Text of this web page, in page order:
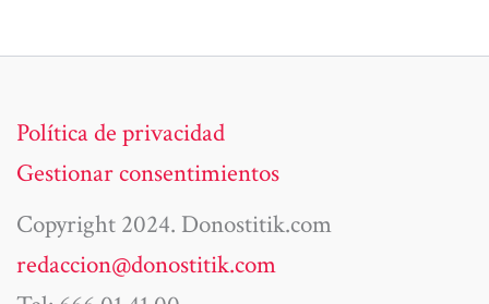
Política de privacidad
Gestionar consentimientos
Copyright 2024. Donostitik.com
redaccion@donostitik.com